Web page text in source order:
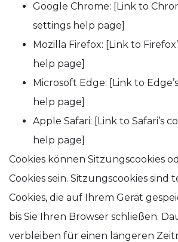
Google Chrome: [Link to
settings help page]
Mozilla Firefox: [Link to
help page]
Microsoft Edge: [Link to
help page]
Apple Safari: [Link to Safari’s
help page]
Cookies können Sitzungscookies
Cookies sein. Sitzungscookies sind
Cookies, die auf Ihrem Gerät
bis Sie Ihren Browser schließen.
verbleiben für einen längeren